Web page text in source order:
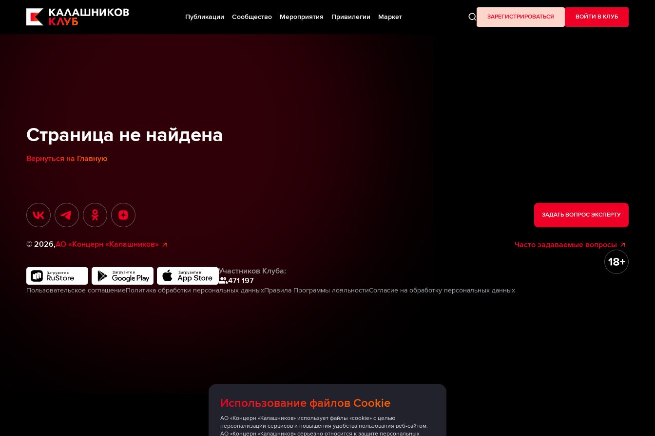
Публикации Сообщество Мероприятия Привилегии Маркет ЗАРЕГИСТРИРОВАТЬСЯ ВОЙТИ В КЛУБ
Использование файлов Cookie
АО «Концерн «Калашников» использует файлы «cookie» с целью
персонализации сервисов и повышения удобства пользования веб-сайтом.
АО «Концерн «Калашников» серьезно относится к защите персональных
Страница не найдена
Вернуться на Главную
ЗАДАТЬ ВОПРОС ЭКСПЕРТУ
© 2026,АО «Концерн «Калашников» Часто задаваемые вопросы
Участников Клуба:
471 197
Пользовательское соглашениеПолитика обработки персональных данныхПравила Программы лояльностиСогласие на обработку персональных данных